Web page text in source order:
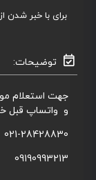
برای با خبر شدن
توضیحات:
جهت استعلام
و واتساپ قبل
021-28428830
09190993213